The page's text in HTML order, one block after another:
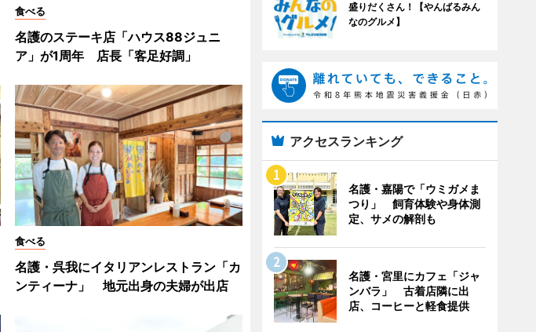
食べる
名護のステーキ店「ハウス88ジュニ
ア」が1周年 店長「客足好調」
食べる
名護・呉我にイタリアンレストラン「カ
ンティーナ」 地元出身の夫婦が出店
盛りだくさん！【やんばるみん
なのグルメ】
アクセスランキング
名護・嘉陽で「ウミガメま
つり」 飼育体験や身体測
定、サメの解剖も
名護・宮里にカフェ「ジャ
ンバラ」 古着店隣に出
店、コーヒーと軽食提供